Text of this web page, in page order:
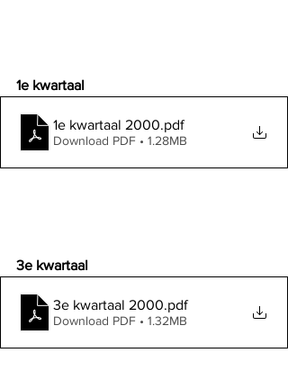
1e kwartaal
1e kwartaal 2000.pdf
Download PDF • 1.28MB
3e kwartaal
3e kwartaal 2000.pdf
Download PDF • 1.32MB